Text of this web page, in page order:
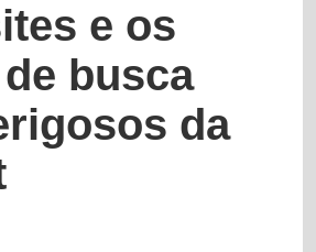
e os
busca
da